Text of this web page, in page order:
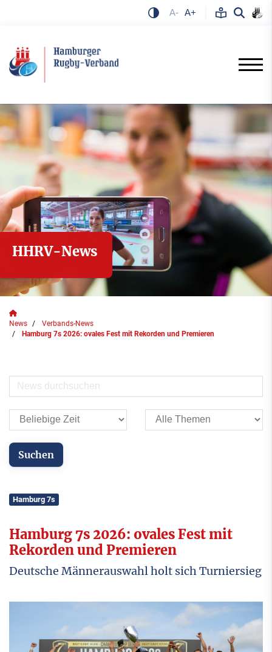
A- A+
HHRV-News
News
Verbands-News
Hamburg 7s 2026: ovales Fest mit Rekorden und Premieren
Hamburg 7s
Hamburg 7s 2026: ovales Fest mit
Rekorden und Premieren
Deutsche Männerauswahl holt sich Turniersieg